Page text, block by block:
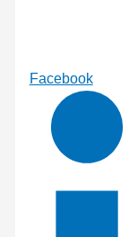
Facebook